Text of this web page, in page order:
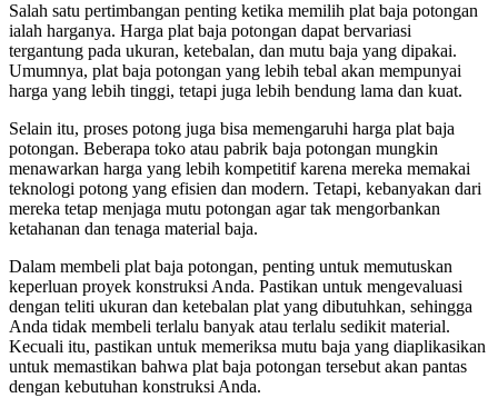
Salah satu pertimbangan penting ketika memilih plat baja potongan
ialah harganya. Harga plat baja potongan dapat bervariasi
tergantung pada ukuran, ketebalan, dan mutu baja yang dipakai.
Umumnya, plat baja potongan yang lebih tebal akan mempunyai
harga yang lebih tinggi, tetapi juga lebih bendung lama dan kuat.
Selain itu, proses potong juga bisa memengaruhi harga plat baja
potongan. Beberapa toko atau pabrik baja potongan mungkin
menawarkan harga yang lebih kompetitif karena mereka memakai
teknologi potong yang efisien dan modern. Tetapi, kebanyakan dari
mereka tetap menjaga mutu potongan agar tak mengorbankan
ketahanan dan tenaga material baja.
Dalam membeli plat baja potongan, penting untuk memutuskan
keperluan proyek konstruksi Anda. Pastikan untuk mengevaluasi
dengan teliti ukuran dan ketebalan plat yang dibutuhkan, sehingga
Anda tidak membeli terlalu banyak atau terlalu sedikit material.
Kecuali itu, pastikan untuk memeriksa mutu baja yang diaplikasikan
untuk memastikan bahwa plat baja potongan tersebut akan pantas
dengan kebutuhan konstruksi Anda.